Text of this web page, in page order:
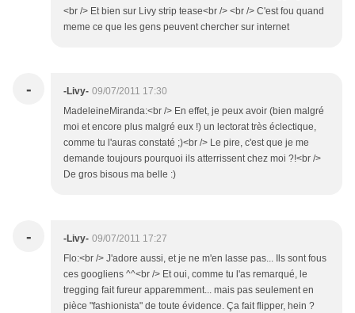
<br /> Et bien sur Livy strip tease<br /> <br /> C'est fou quand
meme ce que les gens peuvent chercher sur internet
- -Livy- 09/07/2011 17:30
MadeleineMiranda:<br /> En effet, je peux avoir (bien malgré
moi et encore plus malgré eux !) un lectorat très éclectique,
comme tu l'auras constaté ;)<br /> Le pire, c'est que je me
demande toujours pourquoi ils atterrissent chez moi ?!<br />
De gros bisous ma belle :)
- -Livy- 09/07/2011 17:27
Flo:<br /> J'adore aussi, et je ne m'en lasse pas... Ils sont fous
ces googliens ^^<br /> Et oui, comme tu l'as remarqué, le
tregging fait fureur apparemment... mais pas seulement en
pièce "fashionista" de toute évidence. Ça fait flipper, hein ?